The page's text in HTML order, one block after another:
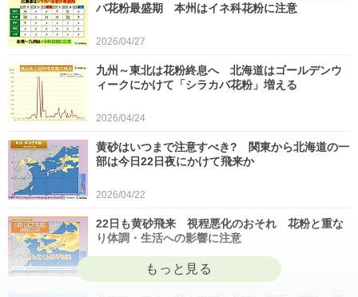
バ花粉最盛期 本州はイネ科花粉に注意
2026/04/27
九州～東北は花粉終息へ 北海道はゴールデンウ
ィークにかけて「シラカバ花粉」増える
2026/04/24
黄砂はいつまで注意すべき? 関東から北海道の一
部は今日22日夜にかけて飛来か
2026/04/22
22日も黄砂飛来 視程悪化のおそれ 花粉と重な
り体調・生活への影響に注意